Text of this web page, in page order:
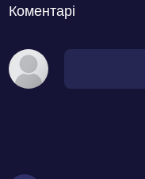
Коментарі